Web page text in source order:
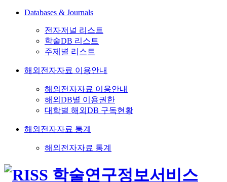
Databases & Journals
전자저널 리스트
학술DB 리스트
주제별 리스트
해외전자자료 이용안내
해외전자자료 이용안내
해외DB별 이용권한
대학별 해외DB 구독현황
해외전자자료 통계
해외전자자료 통계